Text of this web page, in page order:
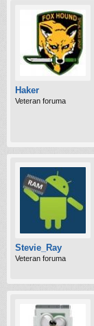
Haker
Veteran foruma
Stevie_Ray
Veteran foruma